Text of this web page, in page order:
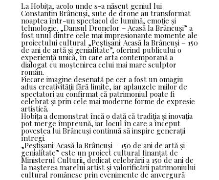
La Hobița, acolo unde s-a născut geniul lui
Constantin Brâncuși, sute de drone au transformat
noaptea într-un spectacol de lumină, emoție și
tehnologie. „Dansul Dronelor – Acasă la Brâncuși” a
fost unul dintre cele mai impresionante momente ale
proiectului cultural „Peștișani: Acasă la Brâncuși – 150
de ani de artă și genialitate”, oferind publicului o
experiență unică, în care arta contemporană a
dialogat cu moștenirea celui mai mare sculptor
român.
Fiecare imagine desenată pe cer a fost un omagiu
adus creativității fără limite, iar aplauzele miilor de
spectatori au confirmat că patrimoniul poate fi
celebrat și prin cele mai moderne forme de expresie
artistică.
Hobița a demonstrat încă o dată că tradiția și inovația
pot merge împreună, iar locul în care a început
povestea lui Brâncuși continuă să inspire generații
întregi.
„Peștișani: Acasă la Brâncuși – 150 de ani de artă și
genialitate” este un proiect cultural finanțat de
Ministerul Culturii, dedicat celebrării a 150 de ani de
la nașterea marelui artist și valorificării patrimoniului
cultural românesc prin evenimente de anvergură